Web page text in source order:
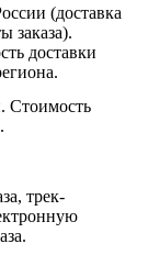
(доставка
заказа).
доставки
Стоимость
трек-